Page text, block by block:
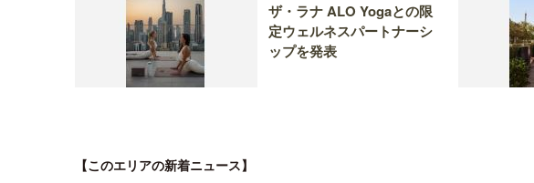
ザ・ラナ ALO Yogaとの限
定ウェルネスパートナーシ
ップを発表
【このエリアの新着ニュース】